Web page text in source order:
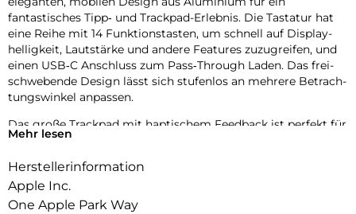
fantastisches Tipp‑ und Trackpad-Erlebnis. Die Tastatur hat
eine Reihe mit 14 Funktions­tasten, um schnell auf Display­
helligkeit, Lautstärke und andere Features zuzugreifen, und
einen USB‑C Anschluss zum Pass‑Through Laden. Das frei­
schwebende Design lässt sich stufenlos an mehrere Betrach­
tungs­winkel anpassen.
Das große Trackpad mit haptischem Feedback ist perfekt für
Aufgaben, bei denen es auf Präzision ankommt, wie Tabellen
deinem iPad mit intuitiven und vertrauten Multi-Touch
Gesten. Das robuste Cover schützt Vorder‑ und Rückseite
und ist perfekt, um dein iPad Pro überallhin mitzunehmen.
Mehr lesen
Herstellerinformation
Apple Inc.
One Apple Park Way